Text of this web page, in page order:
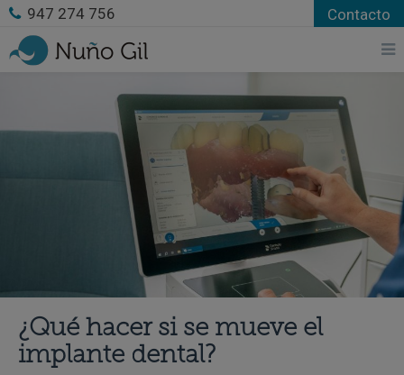
¿Qué hacer si se mueve el
implante dental?
947 274 756 Contacto